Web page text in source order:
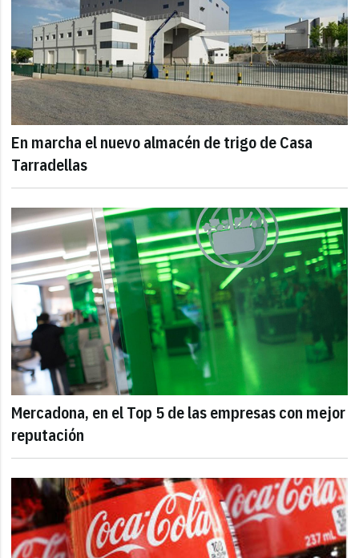
En marcha el nuevo almacén de trigo de Casa
Tarradellas
Mercadona, en el Top 5 de las empresas con mejor
reputación